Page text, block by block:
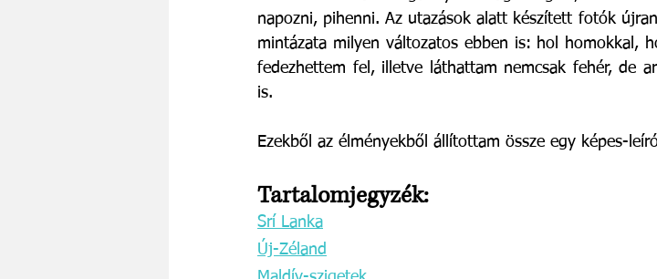
napozni, pihenni. Az utazások alatt készített fotók
mintázata milyen változatos ebben is: hol homokkal,
fedezhettem fel, illetve láthattam nemcsak fehér, de
is.
Ezekből az élményekből állítottam össze egy képes-
Tartalomjegyzék:
Srí Lanka
Új-Zéland